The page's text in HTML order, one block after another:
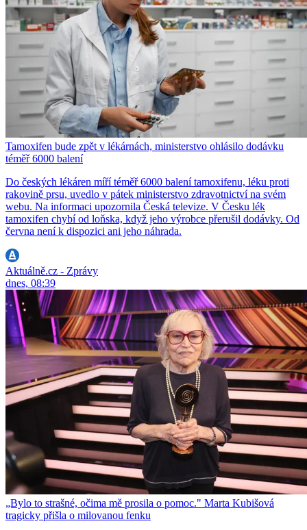
Tamoxifen bude zpět v lékárnách, ministerstvo ohlásilo dodávku
téměř 6000 balení
Do českých lékáren míří téměř 6000 balení tamoxifenu, léku proti
rakovině prsu, uvedlo v pátek ministerstvo zdravotnictví na svém
webu. Na informaci upozornila Česká televize. V Česku lék
tamoxifen chybí od loňska, když jeho výrobce přerušil dodávky. Od
června není k dispozici ani jeho náhrada.
Aktuálně.cz - Zprávy
dnes, 08:39
„Bylo to strašné, očima mě prosila o pomoc." Marta Kubišová
tragicky přišla o milovanou fenku